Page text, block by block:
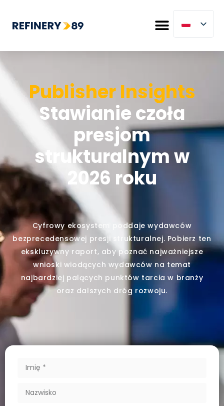
Publisher Insights
Stawianie czoła
presjom
strukturalnym w
2026 roku
Cyfrowy ekosystem poddaje wydawców
bezprecedensowej presji strukturalnej. Pobierz ten
ekskluzywny raport, aby poznać najważniejsze
wnioski wiodących wydawców na temat
najbardziej palących punktów tarcia w branży
oraz dalszych dróg rozwoju.